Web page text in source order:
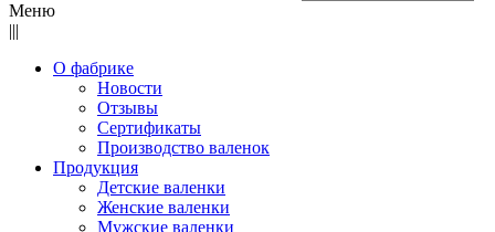
Меню
|||
О фабрике
Новости
Отзывы
Сертификаты
Производство валенок
Продукция
Детские валенки
Женские валенки
Мужские валенки